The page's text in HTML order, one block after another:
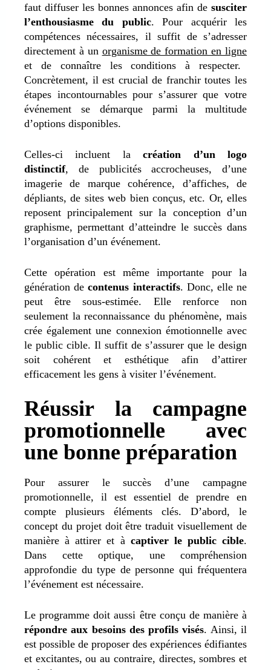
faut diffuser les bonnes annonces afin de susciter
l’enthousiasme du public. Pour acquérir les
compétences nécessaires, il suffit de s’adresser
directement à un organisme de formation en ligne
et de connaître les conditions à respecter.
Concrètement, il est crucial de franchir toutes les
étapes incontournables pour s’assurer que votre
événement se démarque parmi la multitude
d’options disponibles.
Celles-ci incluent lacréation d’un logo
distinctif, de publicités accrocheuses, d’une
imagerie de marque cohérence, d’affiches, de
dépliants, de sites web bien conçus, etc. Or, elles
reposent principalement sur la conception d’un
graphisme, permettant d’atteindre le succès dans
l’organisation d’un événement.
Cette opération est même importante pour la
génération decontenus interactifs. Donc, elle ne
peut être sous-estimée. Elle renforce non
seulement la reconnaissance du phénomène, mais
crée également une connexion émotionnelle avec
le public cible. Il suffit de s’assurer que le design
soit cohérent et esthétique afin d’attirer
efficacement les gens à visiter l’événement.
Réussir la campagne
promotionnelle avec
une bonne préparation
Pour assurer le succès d’une campagne
promotionnelle, il est essentiel de prendre en
compte plusieurs éléments clés. D’abord, le
concept du projet doit être traduit visuellement de
manière à attirer et à captiver le public cible.
Dans cette optique, une compréhension
approfondie du type de personne qui fréquentera
l’événement est nécessaire.
Le programme doit aussi être conçu de manière à
répondre aux besoins des profils visés. Ainsi, il
est possible de proposer des expériences édifiantes
et excitantes, ou au contraire, directes, sombres et